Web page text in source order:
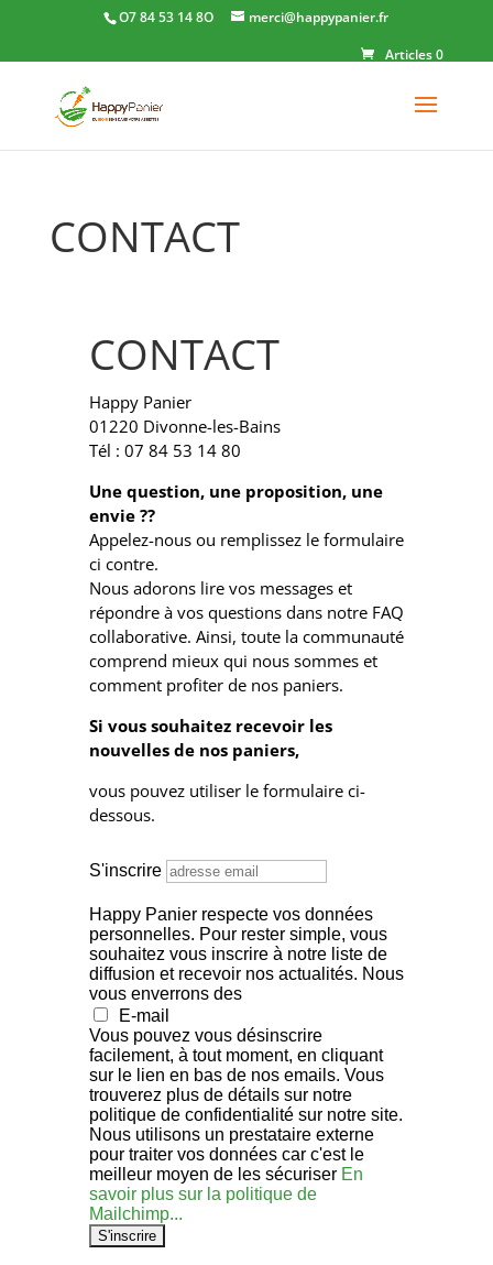
O7 84 53 14 8O
merci@happypanier.fr
Articles 0
CONTACT
CONTACT
Happy Panier
01220 Divonne-les-Bains
Tél : 07 84 53 14 80
Une question, une proposition, une
envie ??
Appelez-nous ou remplissez le formulaire
ci contre.
Nous adorons lire vos messages et
répondre à vos questions dans notre FAQ
collaborative. Ainsi, toute la communauté
comprend mieux qui nous sommes et
comment profiter de nos paniers.
Si vous souhaitez recevoir les
nouvelles de nos paniers,
vous pouvez utiliser le formulaire ci-
dessous.
S'inscrire
Happy Panier respecte vos données
personnelles. Pour rester simple, vous
souhaitez vous inscrire à notre liste de
diffusion et recevoir nos actualités. Nous
vous enverrons des
E-mail
Vous pouvez vous désinscrire
facilement, à tout moment, en cliquant
sur le lien en bas de nos emails. Vous
trouverez plus de détails sur notre
politique de confidentialité sur notre site.
Nous utilisons un prestataire externe
pour traiter vos données car c'est le
meilleur moyen de les sécuriser En
savoir plus sur la politique de
Mailchimp...